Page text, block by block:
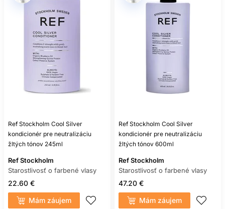
OŠETRUJÚCI VERZUS
PIGMENTOVÝ
KONDICIONÉR
Ošetrujúci kondicionér nemusí meniť odtieň. Jeho úlohou je
zlepšiť poddajnosť, lesk a rozčesávanie. Pigmentový
kondicionér navyše ukladá na povrch dočasné farbivá, ktoré
opticky korigujú teplý tón. Výsledok sa postupne vymýva a
Ak sú vlasy suché, ale farebne vyhovujúce, siahnite po
kondicionačnom produkte bez výraznej pigmentácie. Ak
chcete ochladiť žltkasté odlesky, vhodný môže byť
kondicionér pre neutralizáciu žltých tónov. Pri medených
alebo oranžových odtieňoch nemusí fialový pigment
postačovať.
AKO FUNGUJE FIALOVÝ
Ref Stockholm Cool Silver
kondicionér pre neutralizáciu
žltých tónov 245ml
Ref Stockholm
Starostlivosť o farbené vlasy
22.60 €
Mám záujem
Ref Stockholm Cool Silver
kondicionér pre neutralizáciu
žltých tónov 600ml
Ref Stockholm
Starostlivosť o farbené vlasy
47.20 €
Mám záujem